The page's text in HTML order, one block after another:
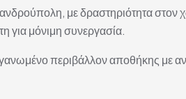
με δραστηριότητα
για μόνιμη συνεργασία.
περιβάλλον αποθήκης με